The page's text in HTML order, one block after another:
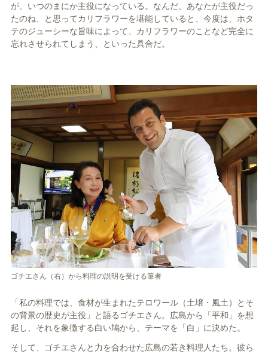
が、いつのまにか主役になっている。なんだ、あなたが主役だっ
たのね、と思ってカリフラワーを堪能していると、今度は、ホタ
テのジューシーな旨味によって、カリフラワーのことなど完全に
忘れさせられてしまう、といった具合だ。
ゴチエさん（右）から料理の説明を受ける筆者
「私の料理では、食材が生まれたテロワール（土壌・風土）とそ
の背景の歴史が主役」と語るゴチエさん。広島から「平和」を想
起し、それを象徴する白い鳩から、テーマを「白」に決めた。
そして、ゴチエさんと力を合わせた広島の若き料理人たち。彼ら